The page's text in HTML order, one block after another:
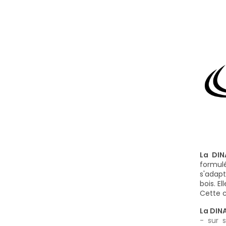
La
bois.
Cette
La
- sur